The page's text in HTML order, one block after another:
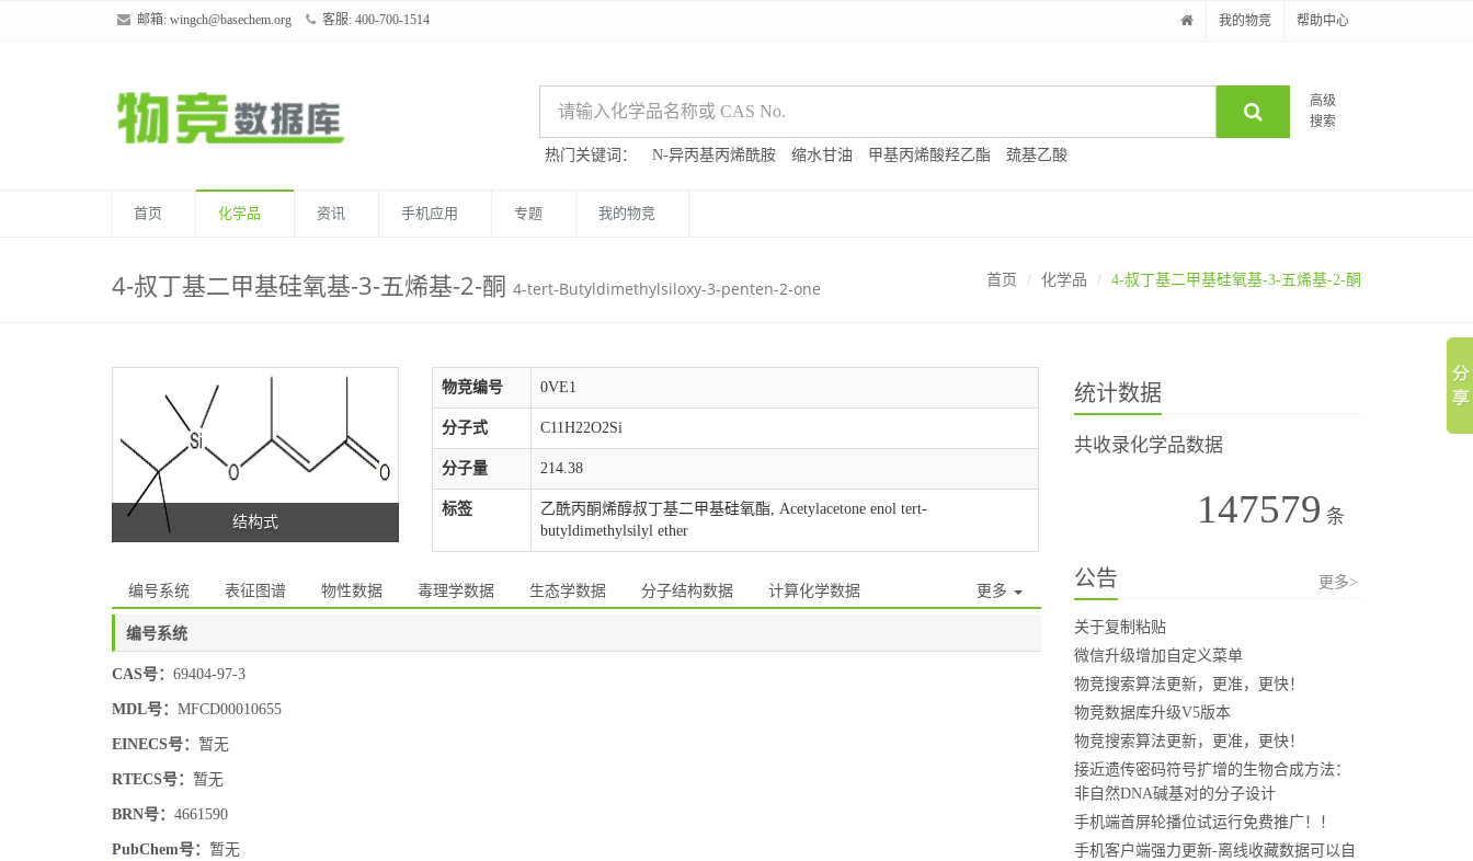
邮箱: wingch@basechem.org 客服: 400-700-1514 我的物竞 帮助中心
高级
搜索
热门关键词： N-异丙基丙烯酰胺 缩水甘油 甲基丙烯酸羟乙酯 巯基乙酸
首页 化学品 资讯 手机应用 专题 我的物竞
4-叔丁基二甲基硅氧基-3-五烯基-2-酮 4-tert-Butyldimethylsiloxy-3-penten-2-one 首页 化学品 4-叔丁基二甲基硅氧基-3-五烯基-2-酮
结构式
物竞编号 0VE1
分子式 C11H22O2Si
分子量 214.38
标签
乙酰丙酮烯醇叔丁基二甲基硅氧酯, Acetylacetone enol tert-
butyldimethylsilyl ether
编号系统 表征图谱 物性数据 毒理学数据 生态学数据 分子结构数据 计算化学数据 更多
编号系统
CAS号： 69404-97-3
MDL号： MFCD00010655
EINECS号： 暂无
RTECS号： 暂无
BRN号： 4661590
PubChem号： 暂无
统计数据
共收录化学品数据
147579 条
公告 更多>
关于复制粘贴
微信升级增加自定义菜单
物竞搜索算法更新，更准，更快！
物竞数据库升级V5版本
物竞搜索算法更新，更准，更快！
接近遗传密码符号扩增的生物合成方法：
非自然DNA碱基对的分子设计
手机端首屏轮播位试运行免费推广！！
手机客户端强力更新-离线收藏数据可以自